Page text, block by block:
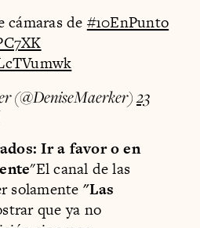
cámaras de #10EnPunto
(@DeniseMaerker)23
Ir a favor o en
"El canal de las
solamente "Las
que ya no